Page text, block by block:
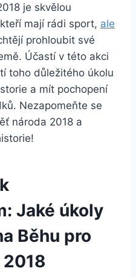
je skvělou
mají rádi sport, ale
prohloubit své
Účastí v této akci
toho důležitého úkolu
a mít pochopení
Nezapomeňte se
národa 2018 a
Jaké úkoly
Běhu pro